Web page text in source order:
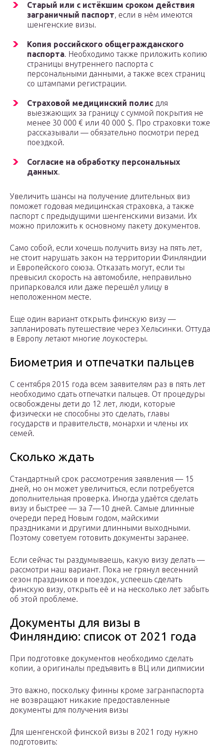
Старый или с истёкшим сроком действия
заграничный паспорт, если в нём имеются
шенгенские визы.
Копия российского общегражданского
паспорта. Необходимо также приложить копию
страницы внутреннего паспорта с
персональными данными, а также всех страниц
со штампами регистрации.
Страховой медицинский полис для
выезжающих за границу с суммой покрытия не
менее 30 000 € или 40 000 $. Про страховки тоже
рассказывали — обязательно посмотри перед
поездкой.
Согласие на обработку персональных
данных.
Увеличить шансы на получение длительных виз
поможет годовая медицинская страховка, а также
паспорт с предыдущими шенгенскими визами. Их
можно приложить к основному пакету документов.
Само собой, если хочешь получить визу на пять лет,
не стоит нарушать закон на территории Финляндии
и Европейского союза. Отказать могут, если ты
превысил скорость на автомобиле, неправильно
припарковался или даже перешёл улицу в
неположенном месте.
Еще один вариант открыть финскую визу —
запланировать путешествие через Хельсинки. Оттуда
в Европу летают многие лоукостеры.
Биометрия и отпечатки пальцев
С сентября 2015 года всем заявителям раз в пять лет
необходимо сдать отпечатки пальцев. От процедуры
освобождены дети до 12 лет, люди, которые
физически не способны это сделать, главы
государств и правительств, монархи и члены их
семей.
Сколько ждать
Стандартный срок рассмотрения заявления — 15
дней, но он может увеличиться, если потребуется
дополнительная проверка. Иногда удаётся сделать
визу и быстрее — за 7—10 дней. Самые длинные
очереди перед Новым годом, майскими
праздниками и другими длинными выходными.
Поэтому советуем готовить документы заранее.
Если сейчас ты раздумываешь, какую визу делать —
рассмотри наш вариант. Пока не грянул весенний
сезон праздников и поездок, успеешь сделать
финскую визу, открыть её и на несколько лет забыть
об этой проблеме.
Документы для визы в
Финляндию: список от 2021 года
При подготовке документов необходимо сделать
копии, а оригиналы предъявить в ВЦ или дипмисии
Это важно, поскольку финны кроме загранпаспорта
не возвращают никакие предоставленные
документы для получения визы
Для шенгенской финской визы в 2021 году нужно
подготовить: